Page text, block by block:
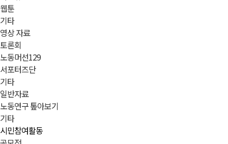
웹툰
기타
영상 자료
토론회
노동머선129
서포터즈단
기타
일반자료
노동연구 톺아보기
기타
시민참여활동